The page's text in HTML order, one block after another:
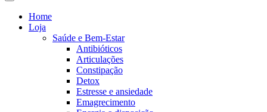
Home
Loja
Saúde e Bem-Estar
Antibióticos
Articulações
Constipação
Detox
Estresse e ansiedade
Emagrecimento